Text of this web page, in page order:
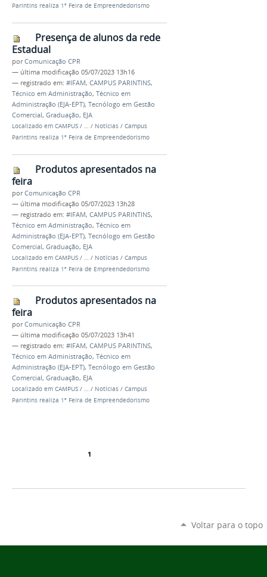
Parintins realiza 1ª Feira de Empreendedorismo
Presença de alunos da rede
Estadual
porComunicação CPR
— última modificação 05/07/2023 13h16
— registrado em: #IFAM, CAMPUS PARINTINS,
Técnico em Administração, Técnico em
Administração (EJA-EPT), Tecnólogo em Gestão
Comercial, Graduação, EJA
Localizado em CAMPUS / … / Notícias / Campus
Parintins realiza 1ª Feira de Empreendedorismo
Produtos apresentados na
feira
porComunicação CPR
— última modificação 05/07/2023 13h28
— registrado em: #IFAM, CAMPUS PARINTINS,
Técnico em Administração, Técnico em
Administração (EJA-EPT), Tecnólogo em Gestão
Comercial, Graduação, EJA
Localizado em CAMPUS / / Notícias / Campus
Parintins realiza 1ª Feira de Empreendedorismo
Produtos apresentados na
feira
porComunicação CPR
— última modificação 05/07/2023 13h41
— registrado em: #IFAM, CAMPUS PARINTINS,
Técnico em Administração, Técnico em
Administração (EJA-EPT), Tecnólogo em Gestão
Comercial, Graduação, EJA
Localizado em CAMPUS / … / Notícias / Campus
Parintins realiza 1ª Feira de Empreendedorismo
1
Voltar para o topo